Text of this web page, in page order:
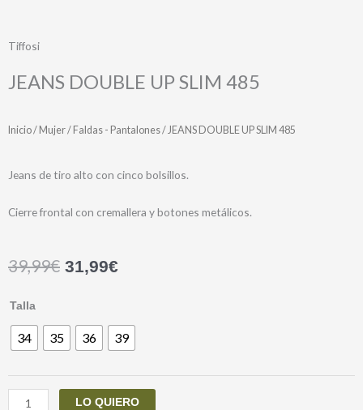
Tiffosi
JEANS DOUBLE UP SLIM 485
Inicio/ Mujer/ Faldas - Pantalones/ JEANS DOUBLE UP SLIM 485
Jeans de tiro alto con cinco bolsillos.
Cierre frontal con cremallera y botones metálicos.
39,99€ 31,99€
Talla
34 35 36 39
JEANS
UP
485
cantidad
LO QUIERO